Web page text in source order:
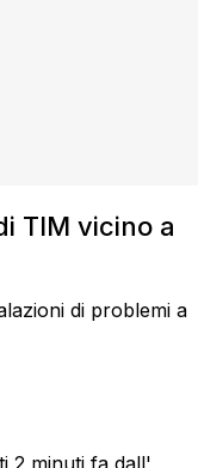
TIM vicino a
di problemi a
2 minuti fa dall'